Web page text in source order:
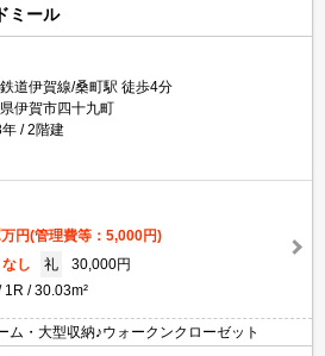
ミール
道伊賀線/桑町駅 徒歩4分
伊賀市四十九町
2階建
万円(管理費等：5,000円)
なし 礼
30,000円
1R 30.03m²
ム・大型収納♪ウォークンクローゼット